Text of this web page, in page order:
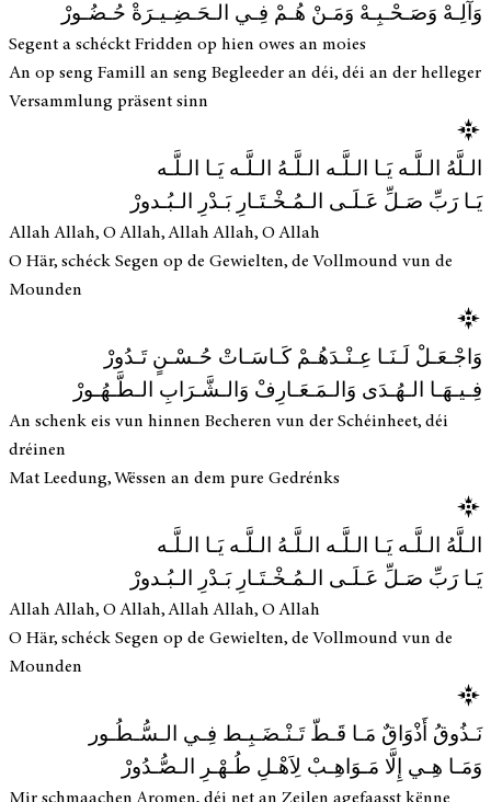
وَآلِـهْ وَصَـحْـبِـهْ وَمَـنْ هُـمْ فِـي الـحَـضِـيـرَةْ حُـضُـورْ
Segent a schéckt Fridden op hien owes an moies
An op seng Famill an seng Begleeder an déi, déi an der helleger
Versammlung präsent sinn
الـلَّهُ الـلَّـه يَـا الـلَّـه الـلَّـهُ الـلَّـه يَـا الـلَّـه
يَـا رَبِّ صَـلِّ عَـلَـى الـمُـخْـتَـارِ بَـدْرِ الـبُـدورْ
Allah Allah, O Allah, Allah Allah, O Allah
O Här, schéck Segen op de Gewielten, de Vollmound vun de
Mounden
وَاجْـعَـلْ لَـنَـا عِـنْـدَهُـمْ كَـاسَـاتْ حُـسْـنٍ تَـدُورْ
فِـيـهَـا الـهُـدَى وَالـمَـعَـارِفْ وَالـشَّـرَابِ الـطَّـهُـورْ
An schenk eis vun hinnen Becheren vun der Schéinheet, déi
dréinen
Mat Leedung, Wëssen an dem pure Gedrénks
الـلَّهُ الـلَّـه يَـا الـلَّـه الـلَّـهُ الـلَّـه يَـا الـلَّـه
يَـا رَبِّ صَـلِّ عَـلَـى الـمُـخْـتَـارِ بَـدْرِ الـبُـدورْ
Allah Allah, O Allah, Allah Allah, O Allah
O Här, schéck Segen op de Gewielten, de Vollmound vun de
Mounden
نَـذُوقُ أَذْوَاقٌ مَـا قَـطّ تَـنْـضَـبِـط فِـي الـسُّـطُـور
وَمَـا هِـي إِلَّا مَـوَاهِـبْ لِاَهْـلِ طُـهْـرِ الـصُّـدُورْ